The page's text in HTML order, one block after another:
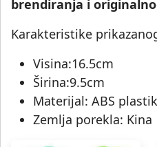
brendiranja i
Karakteristike
Visina:16.5cm
Širina:9.5cm
Materijal: ABS
Zemlja porekla: Kina